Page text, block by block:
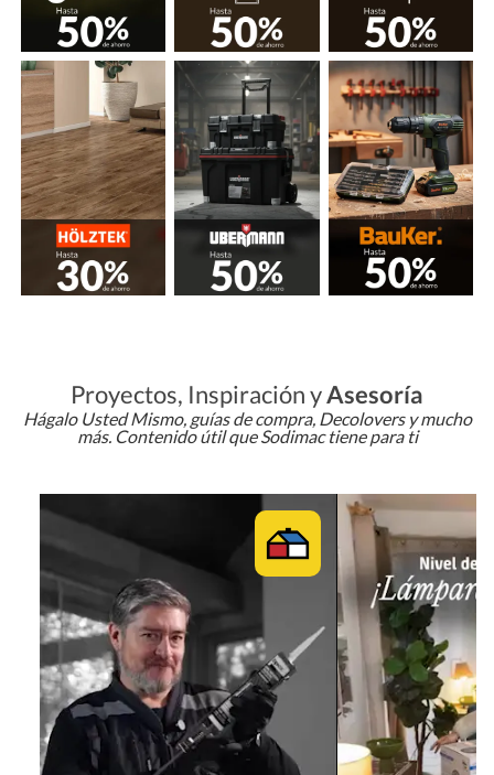
Proyectos, Inspiración yAsesoría
Hágalo Usted Mismo, guías de compra, Decolovers y mucho
más. Contenido útil que Sodimac tiene para ti